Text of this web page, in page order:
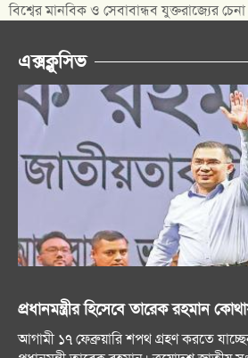
বিশ্বের মানবিক ও সেবাবান্ধব যুক্তরাজ্যের
এক্সক্লুসিভ
প্রধানমন্ত্রীর হিসেবে তারেক রহমান
আগামী ১৭ ফেব্রুয়ারি শপথ গ্রহণ করতে